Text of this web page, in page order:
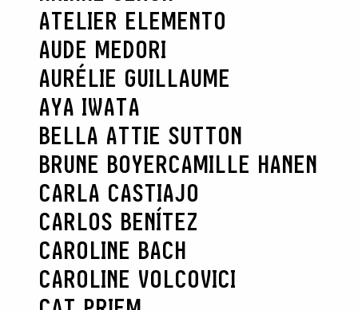
ATELIER ELEMENTO
AUDE MEDORI
AURÉLIE GUILLAUME
AYA IWATA
BELLA ATTIE SUTTON
BRUNE BOYERCAMILLE HANEN
CARLA CASTIAJO
CARLOS BENÍTEZ
CAROLINE BACH
CAROLINE VOLCOVICI